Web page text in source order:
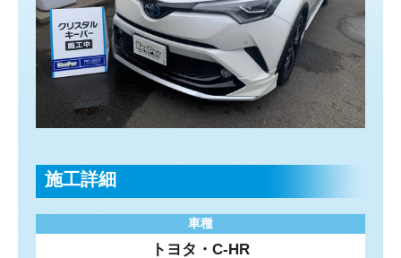
施工詳細
車種
トヨタ・C-HR